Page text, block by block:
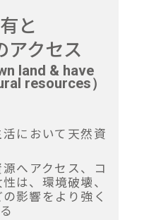
と
アクセス
land & have
resources）
において天然資
へアクセス、コ
は、環境破壊、
影響をより強く